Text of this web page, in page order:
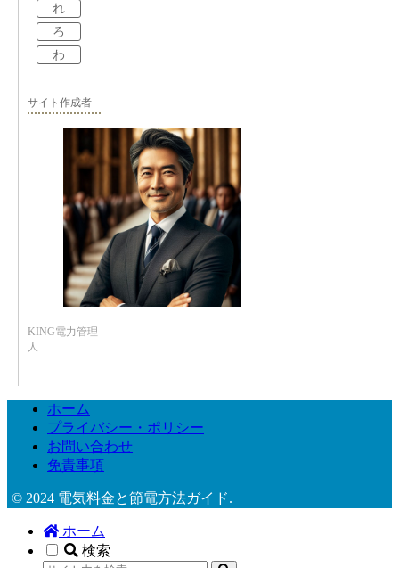
れ
ろ
わ
サイト作成者
KING電力管理
人
ホーム
プライバシー・ポリシー
お問い合わせ
免責事項
© 2024 電気料金と節電方法ガイド.
ホーム
検索